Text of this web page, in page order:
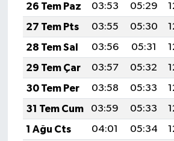
26 Tem Paz
03:53 05:29
27 Tem Pts
03:55 05:30
28 Tem Sal
03:56 05:31
29 Tem Çar
03:57 05:32
30 Tem Per
03:58 05:33
31 Tem Cum
03:59 05:33
1 Ağu Cts
04:01 05:34
Resmi İlan
Rüya Tabirleri
Sağlık
Şaphane
Simav